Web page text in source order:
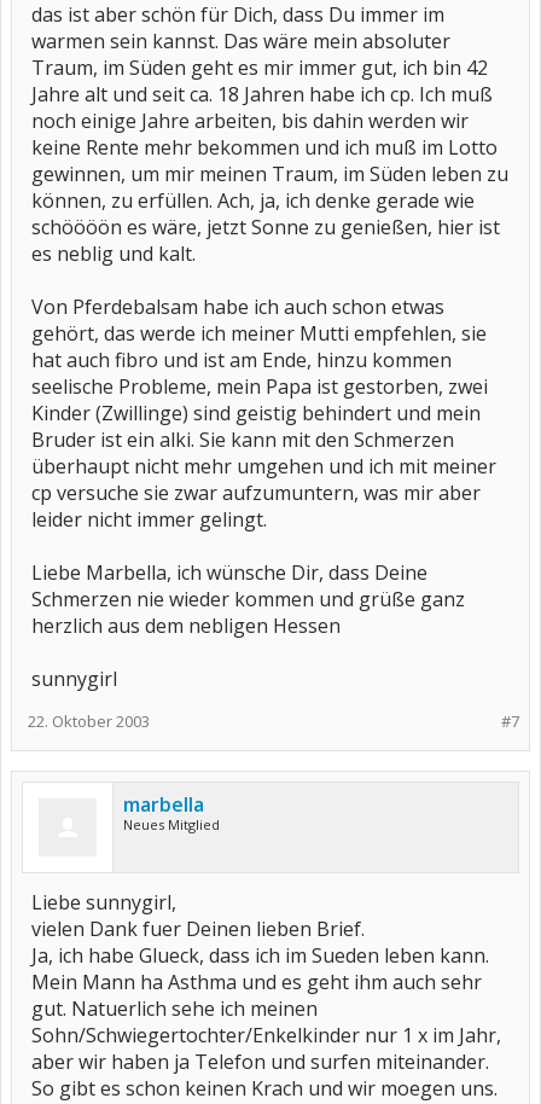
das ist aber schön für Dich, dass Du immer im
warmen sein kannst. Das wäre mein absoluter
Traum, im Süden geht es mir immer gut, ich bin 42
Jahre alt und seit ca. 18 Jahren habe ich cp. Ich muß
noch einige Jahre arbeiten, bis dahin werden wir
keine Rente mehr bekommen und ich muß im Lotto
gewinnen, um mir meinen Traum, im Süden leben zu
können, zu erfüllen. Ach, ja, ich denke gerade wie
schöööön es wäre, jetzt Sonne zu genießen, hier ist
es neblig und kalt.
Von Pferdebalsam habe ich auch schon etwas
gehört, das werde ich meiner Mutti empfehlen, sie
hat auch fibro und ist am Ende, hinzu kommen
seelische Probleme, mein Papa ist gestorben, zwei
Kinder (Zwillinge) sind geistig behindert und mein
Bruder ist ein alki. Sie kann mit den Schmerzen
überhaupt nicht mehr umgehen und ich mit meiner
cp versuche sie zwar aufzumuntern, was mir aber
leider nicht immer gelingt.
Liebe Marbella, ich wünsche Dir, dass Deine
Schmerzen nie wieder kommen und grüße ganz
herzlich aus dem nebligen Hessen
sunnygirl
#7
22. Oktober 2003
marbella
Neues Mitglied
Liebe sunnygirl,
vielen Dank fuer Deinen lieben Brief.
Ja, ich habe Glueck, dass ich im Sueden leben kann.
Mein Mann ha Asthma und es geht ihm auch sehr
gut. Natuerlich sehe ich meinen
Sohn/Schwiegertochter/Enkelkinder nur 1 x im Jahr,
aber wir haben ja Telefon und surfen miteinander.
So gibt es schon keinen Krach und wir moegen uns.